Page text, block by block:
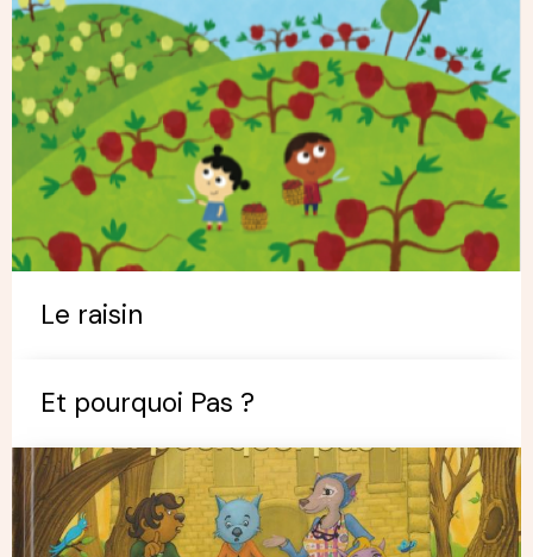
Le raisin
Et pourquoi Pas ?